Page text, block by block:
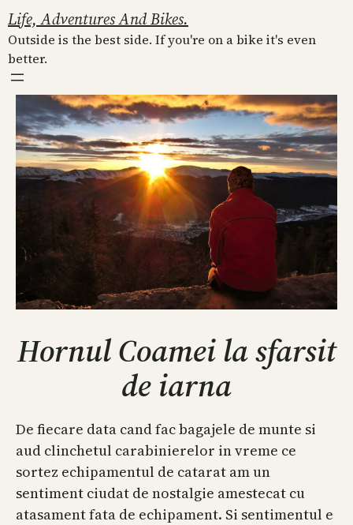
Skip
to
content
Life, Adventures And Bikes.
Outside is the best side. If you're on a bike it's even
better.
Hornul Coamei la sfarsit
de iarna
De fiecare data cand fac bagajele de munte si
aud clinchetul carabinierelor in vreme ce
sortez echipamentul de catarat am un
sentiment ciudat de nostalgie amestecat cu
atasament fata de echipament. Si sentimentul e